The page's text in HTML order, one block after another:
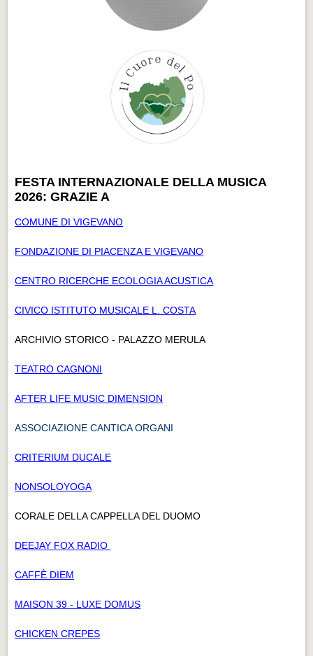
FESTA INTERNAZIONALE DELLA MUSICA
2026: GRAZIE A
COMUNE DI VIGEVANO
FONDAZIONE DI PIACENZA E VIGEVANO
CENTRO RICERCHE ECOLOGIA ACUSTICA
CIVICO ISTITUTO MUSICALE L. COSTA
ARCHIVIO STORICO - PALAZZO MERULA
TEATRO CAGNONI
AFTER LIFE MUSIC DIMENSION
ASSOCIAZIONE CANTICA ORGANI
CRITERIUM DUCALE
NONSOLOYOGA
CORALE DELLA CAPPELLA DEL DUOMO
DEEJAY FOX RADIO
CAFFÈ DIEM
MAISON 39 - LUXE DOMUS
CHICKEN CREPES